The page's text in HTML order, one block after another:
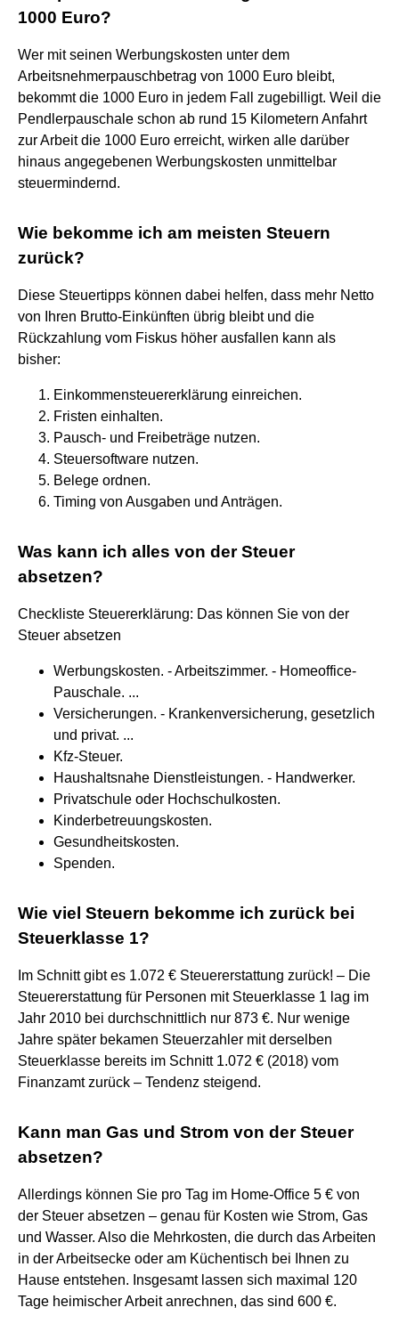
1000 Euro?
Wer mit seinen Werbungskosten unter dem
Arbeitsnehmerpauschbetrag von 1000 Euro bleibt,
bekommt die 1000 Euro in jedem Fall zugebilligt. Weil die
Pendlerpauschale schon ab rund 15 Kilometern Anfahrt
zur Arbeit die 1000 Euro erreicht, wirken alle darüber
hinaus angegebenen Werbungskosten unmittelbar
steuermindernd.
Wie bekomme ich am meisten Steuern
zurück?
Diese Steuertipps können dabei helfen, dass mehr Netto
von Ihren Brutto-Einkünften übrig bleibt und die
Rückzahlung vom Fiskus höher ausfallen kann als
bisher:
Einkommensteuererklärung einreichen.
Fristen einhalten.
Pausch- und Freibeträge nutzen.
Steuersoftware nutzen.
Belege ordnen.
Timing von Ausgaben und Anträgen.
Was kann ich alles von der Steuer
absetzen?
Checkliste Steuererklärung: Das können Sie von der
Steuer absetzen
Werbungskosten. - Arbeitszimmer. - Homeoffice-
Pauschale. ...
Versicherungen. - Krankenversicherung, gesetzlich
und privat. ...
Kfz-Steuer.
Haushaltsnahe Dienstleistungen. - Handwerker.
Privatschule oder Hochschulkosten.
Kinderbetreuungskosten.
Gesundheitskosten.
Spenden.
Wie viel Steuern bekomme ich zurück bei
Steuerklasse 1?
Im Schnitt gibt es 1.072 € Steuererstattung zurück! – Die
Steuererstattung für Personen mit Steuerklasse 1 lag im
Jahr 2010 bei durchschnittlich nur 873 €. Nur wenige
Jahre später bekamen Steuerzahler mit derselben
Steuerklasse bereits im Schnitt 1.072 € (2018) vom
Finanzamt zurück – Tendenz steigend.
Kann man Gas und Strom von der Steuer
absetzen?
Allerdings können Sie pro Tag im Home-Office 5 € von
der Steuer absetzen – genau für Kosten wie Strom, Gas
und Wasser. Also die Mehrkosten, die durch das Arbeiten
in der Arbeitsecke oder am Küchentisch bei Ihnen zu
Hause entstehen. Insgesamt lassen sich maximal 120
Tage heimischer Arbeit anrechnen, das sind 600 €.